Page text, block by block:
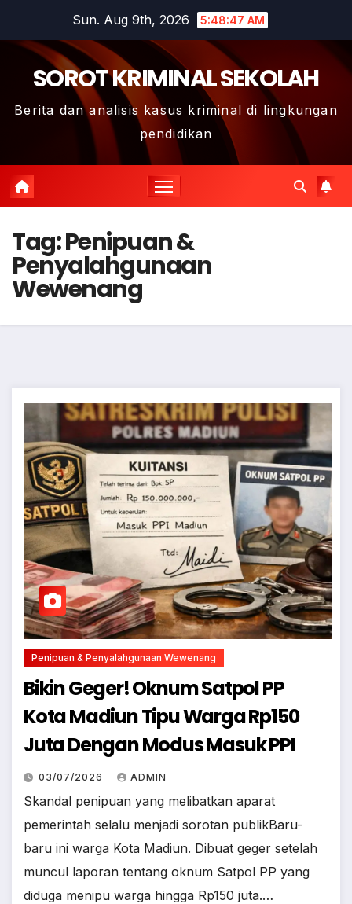
content
Sun. Aug 9th, 2026 5:48:48 AM
SOROT KRIMINAL SEKOLAH
Berita dan analisis kasus kriminal di lingkungan
pendidikan
Tag:Penipuan &
Penyalahgunaan
Wewenang
Penipuan & Penyalahgunaan Wewenang
Bikin Geger! Oknum Satpol PP
Kota Madiun Tipu Warga Rp150
Juta Dengan Modus Masuk PPI
03/07/2026 ADMIN
Skandal penipuan yang melibatkan aparat
pemerintah selalu menjadi sorotan publikBaru-
baru ini warga Kota Madiun. Dibuat geger setelah
muncul laporan tentang oknum Satpol PP yang
diduga menipu warga hingga Rp150 juta.…